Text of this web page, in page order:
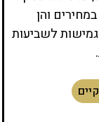
והן
לשביעות